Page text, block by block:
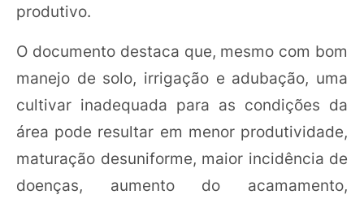
produtivo.
O documento destaca que, mesmo com bom
manejo de solo, irrigação e adubação, uma
cultivar inadequada para as condições da
área pode resultar em menor produtividade,
maturação desuniforme, maior incidência de
doenças, aumento do acamamento,